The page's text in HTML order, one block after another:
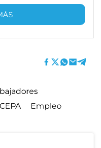
CEPA Empleo